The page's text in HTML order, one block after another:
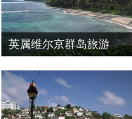
英属维尔京群岛旅游